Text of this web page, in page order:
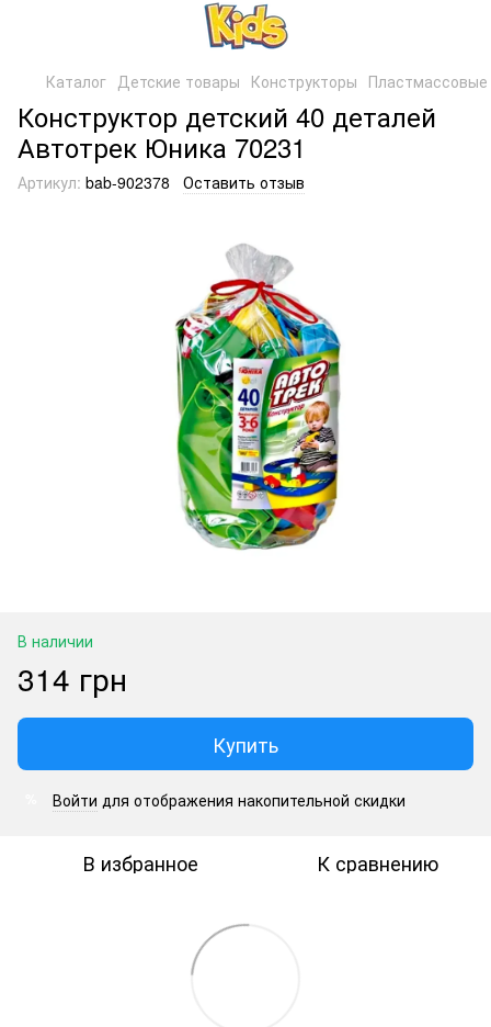
Каталог Детские товары Конструкторы
Конструктор детский 40 деталей
Автотрек Юника 70231
Артикул: bab-902378 Оставить отзыв
В наличии
314 грн
Купить
Войти для отображения накопительной скидки
В избранное К сравнению